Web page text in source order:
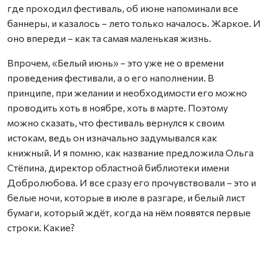
где проходил фестиваль, об июне напоминали все
баннеры, и казалось – лето только началось. Жаркое. И
оно впереди – как та самая маленькая жизнь.
Впрочем, «Белый июнь» – это уже не о времени
проведения фестивали, а о его наполнении. В
принципе, при желании и необходимости его можно
проводить хоть в ноябре, хоть в марте. Поэтому
можно сказать, что фестиваль вернулся к своим
истокам, ведь он изначально задумывался как
книжный. И я помню, как название предложила Ольга
Стёпина, директор областной библиотеки имени
Добролюбова. И все сразу его прочувствовали – это и
белые ночи, которые в июле в разгаре, и белый лист
бумаги, который ждёт, когда на нём появятся первые
строки. Какие?